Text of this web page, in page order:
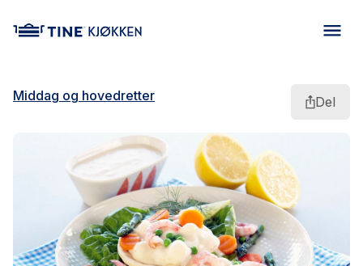
Middag og hovedretter Del